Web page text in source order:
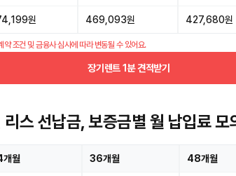
원 469,093원 427,680원
조건 및 금융사 심사에 따라 변동될 수 있어요.
장기렌트 1분 견적받기
스 선납금, 보증금별 월 납입료 모
월 36개월 48개월